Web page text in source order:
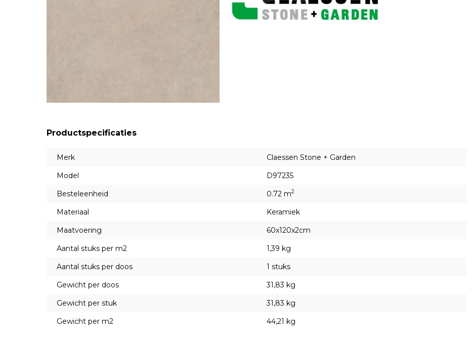
Productspecificaties
Merk
Claessen Stone + Garden
Model
D97235
Besteleenheid
0.72 m2
Materiaal
Keramiek
Maatvoering
60x120x2cm
Aantal stuks per m2
1,39 kg
Aantal stuks per doos
1 stuks
Gewicht per doos
31,83 kg
Gewicht per stuk
31,83 kg
Gewicht per m2
44,21 kg